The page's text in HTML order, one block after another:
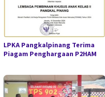
LPKA Pangkalpinang Terima
Piagam Penghargaan P2HAM